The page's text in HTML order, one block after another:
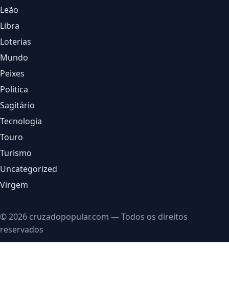
Leão
Libra
Loterias
Mundo
Peixes
Politica
Sagitário
Tecnologia
Touro
Turismo
Uncategorized
Virgem
© 2026 cruzadopopular.com — Todos os direitos
reservados